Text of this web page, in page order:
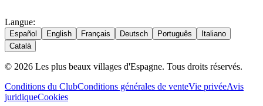
Langue:
Español English Français Deutsch Português
Italiano
Català
© 2026 Les plus beaux villages d'Espagne. Tous droits réservés.
Conditions du ClubConditions générales de venteVie privéeAvis
juridiqueCookies